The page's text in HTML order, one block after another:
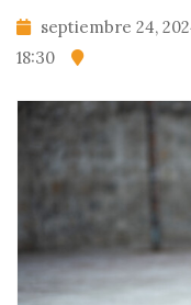
septiembre 24,
18:30